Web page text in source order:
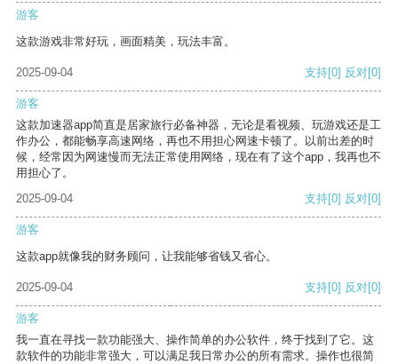
游客
这款游戏非常好玩，画面精美，玩法丰富。
2025-09-04 支持[0] 反对[0]
游客
这款加速器app简直是居家旅行必备神器，无论是看视频、玩游戏还是工
作办公，都能畅享高速网络，再也不用担心网速卡顿了。以前出差的时
候，经常因为网速慢而无法正常使用网络，现在有了这个app，我再也不
用担心了。
2025-09-04
支持[0] 反对[0]
游客
这款app就像我的财务顾问，让我能够省钱又省心。
2025-09-04 支持[0] 反对[0]
游客
我一直在寻找一款功能强大、操作简单的办公软件，终于找到了它。这
款软件的功能非常强大，可以满足我日常办公的所有需求。操作也很简